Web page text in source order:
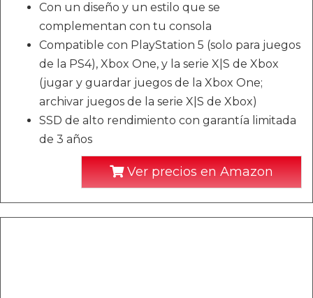
Con un diseño y un estilo que se
complementan con tu consola
Compatible con PlayStation 5 (solo para juegos
de la PS4), Xbox One, y la serie X|S de Xbox
(jugar y guardar juegos de la Xbox One;
archivar juegos de la serie X|S de Xbox)
SSD de alto rendimiento con garantía limitada
de 3 años
Ver precios en Amazon